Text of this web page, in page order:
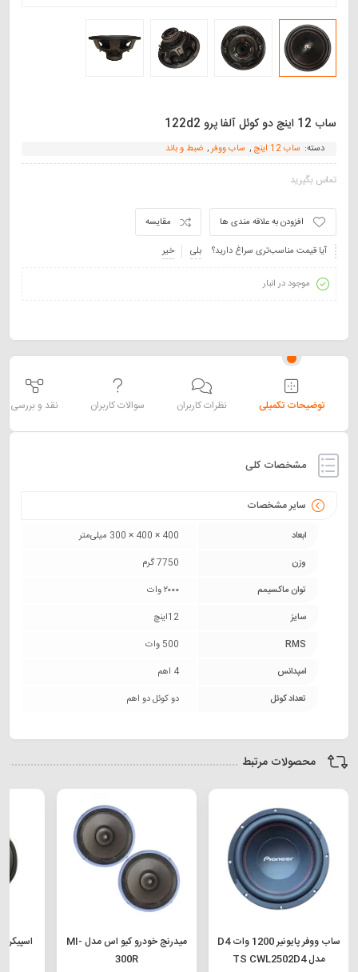
ساب 12 اینچ دو کوئل آلفا پرو 122d2
دسته: ساب 12 اینچ , ساب ووفر, ضبط و باند
تماس بگیرید
مقایسه
افزودن به علاقه مندی ها
آیا قیمت مناسب‌تری سراغ دارید؟
بلی خیر
موجود در انبار
توضیحات تکمیلی نظرات کاربران سوالات کاربران نقد و بررسی
مشخصات کلی
سایر مشخصات
ابعاد
400 × 400 × 300 میلی‌متر
وزن
7750 گرم
توان ماکسیمم
۲۰۰۰ وات
سایز
12اینچ
RMS
500 وات
امپدانس
4 اهم
تعداد کوئل
دو کوئل دو اهم
محصولات مرتبط
ساب ووفر پایونیر 1200 وات D4
مدل TS CWL2502D4
میدرنج خودرو کیو اس مدل MI-
300R